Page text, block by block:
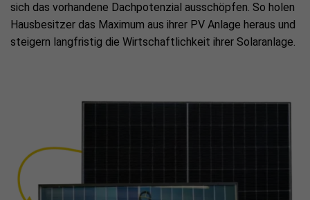
sich das vorhandene Dachpotenzial ausschöpfen. So holen
Hausbesitzer das Maximum aus ihrer PV Anlage heraus und
steigern langfristig die Wirtschaftlichkeit ihrer Solaranlage.